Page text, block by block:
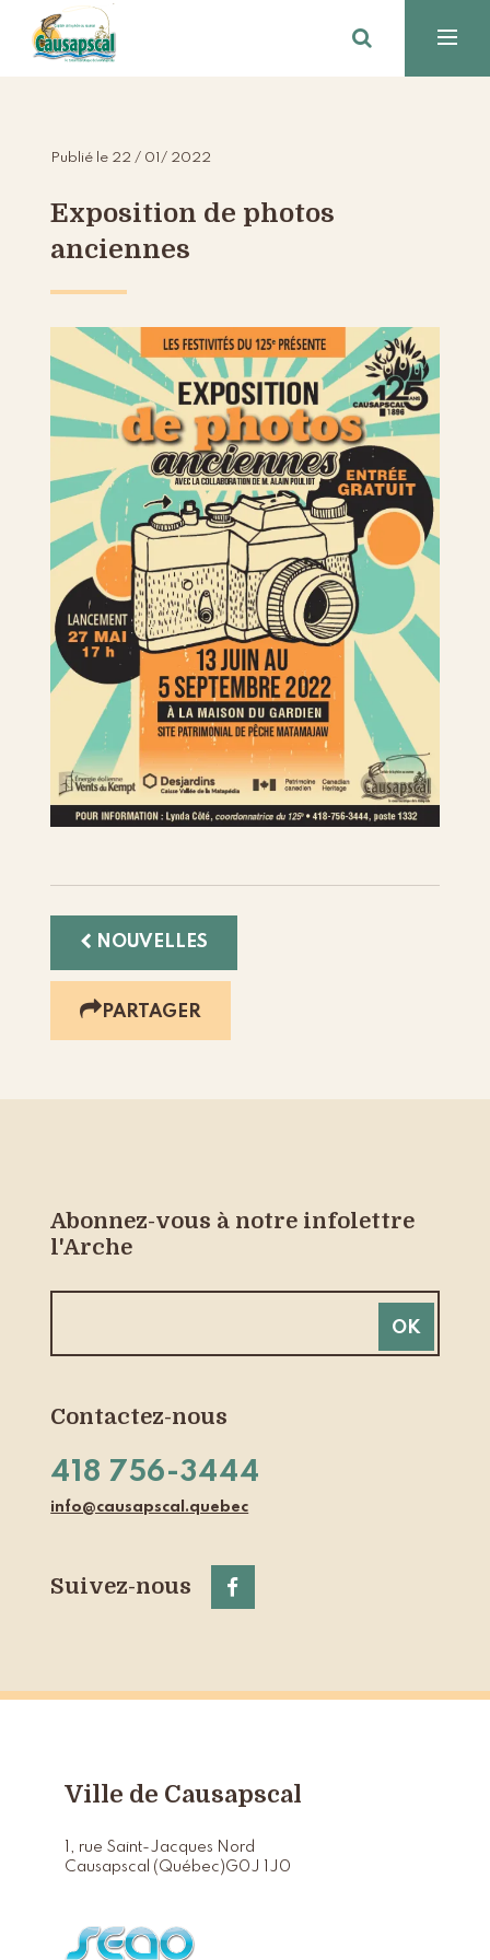
Publié le 22 / 01/ 2022
Exposition de photos
anciennes
NOUVELLES
PARTAGER
Abonnez-vous à notre infolettre
l'Arche
Contactez-nous
418 756-3444
info@causapscal.quebec
Suivez-nous
Ville de Causapscal
1, rue Saint-Jacques Nord
Causapscal (Québec)G0J 1J0